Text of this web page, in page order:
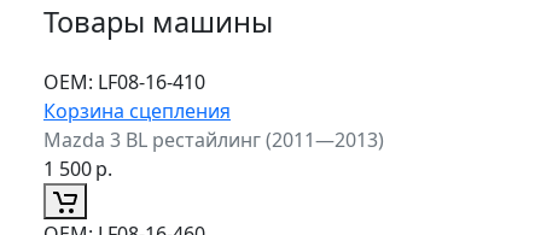
Товары машины
ОЕМ: LF08-16-410
Корзина сцепления
Mazda 3 BL рестайлинг (2011—2013)
1 500р.